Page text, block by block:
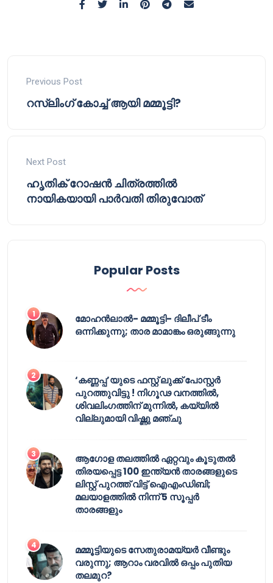
Previous Post
റസ്ലിംഗ് കോച്ച് ആയി മമ്മൂട്ടി?
Next Post
ഹൃതിക് റോഷൻ ചിത്രത്തിൽ
നായികയായി പാർവതി തിരുവോത്
Popular Posts
മോഹൻലാൽ- മമ്മൂട്ടി- ദിലീപ് ടീം
ഒന്നിക്കുന്നു; താര മാമാങ്കം ഒരുങ്ങുന്നു
‘കണ്ണപ്പ’യുടെ ഫസ്റ്റ് ലുക്ക് പോസ്റ്റർ
പുറത്തുവിട്ടു ! നിഗൂഢ വനത്തിൽ,
ശിവലിംഗത്തിന് മുന്നിൽ, കയ്യിൽ
വില്ലുമായി വിഷ്ണു മഞ്ചു
ആഗോള തലത്തിൽ ഏറ്റവും കൂടുതൽ
തിരയപ്പെട്ട 100 ഇന്ത്യൻ താരങ്ങളുടെ
ലിസ്റ്റ് പുറത്ത് വിട്ട് ഐഎംഡിബി;
മലയാളത്തിൽ നിന്ന് 5 സൂപ്പർ
താരങ്ങളും
മമ്മൂട്ടിയുടെ സേതുരാമയ്യർ വീണ്ടും
വരുന്നു; ആറാം വരവിൽ ഒപ്പം പുതിയ
തലമുറ?